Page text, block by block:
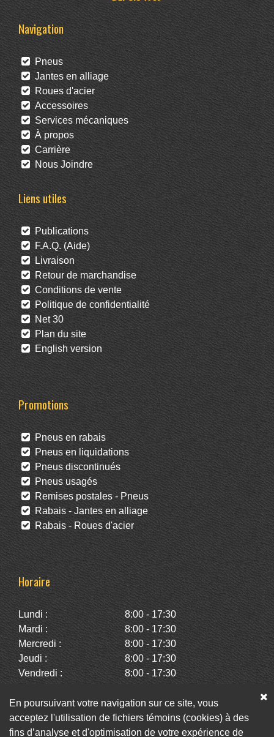
Navigation
Pneus
Jantes en alliage
Roues d'acier
Accessoires
Services mécaniques
À propos
Carrière
Nous Joindre
Liens utiles
Publications
F.A.Q. (Aide)
Livraison
Retour de marchandise
Conditions de vente
Politique de confidentialité
Net 30
Plan du site
English version
Promotions
Pneus en rabais
Pneus en liquidations
Pneus discontinués
Pneus usagés
Remises postales - Pneus
Rabais - Jantes en alliage
Rabais - Roues d'acier
Horaire
Lundi :
8:00 - 17:30
Mardi :
8:00 - 17:30
Mercredi :
8:00 - 17:30
Jeudi :
8:00 - 17:30
Vendredi :
8:00 - 17:30
Dimanche :
Fermé
En poursuivant votre navigation sur ce site, vous
acceptez l'utilisation de fichiers témoins (cookies) à des
fins d’analyse et d'optimisation de votre expérience de